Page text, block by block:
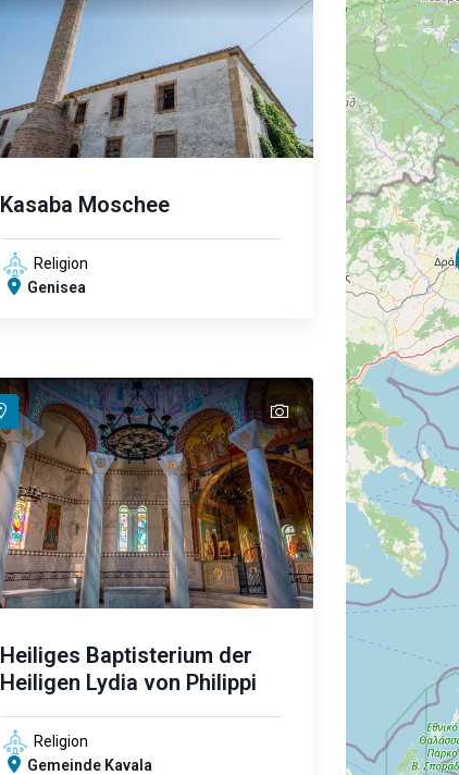
Kasaba Moschee
Religion
Genisea
text
text
text
text
Heiliges Baptisterium der
Heiligen Lydia von Philippi
Religion
Gemeinde Kavala